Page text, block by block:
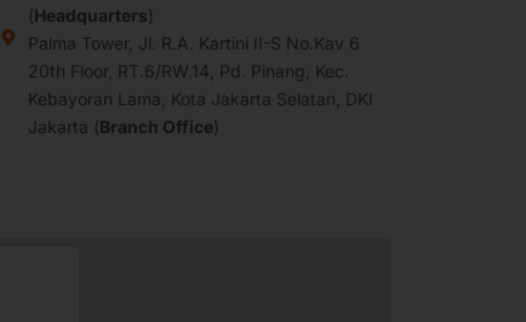
(Headquarters)
Palma Tower, Jl. R.A. Kartini II-S No.Kav 6
20th Floor, RT.6/RW.14, Pd. Pinang, Kec.
Kebayoran Lama, Kota Jakarta Selatan, DKI
Jakarta (Branch Office)